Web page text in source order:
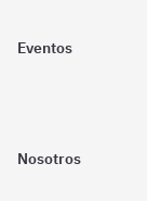
Eventos
Nosotros